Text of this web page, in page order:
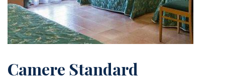
Camere Standard